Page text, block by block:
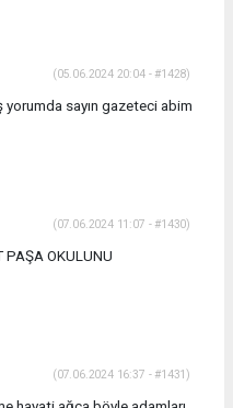
(05.06.2024 20:04 - #1428)
yorumda sayın gazeteci abim
(07.06.2024 11:07 - #1430)
PAŞA OKULUNU
(07.06.2024 16:37 - #1431)